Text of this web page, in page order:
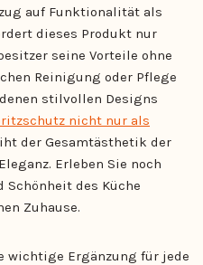
auf Funktionalität als
dieses Produkt nur
seine Vorteile ohne
Reinigung oder Pflege
stilvollen Designs
nicht nur als
der Gesamtästhetik der
Erleben Sie noch
des Küche
Zuhause.
wichtige Ergänzung für jede